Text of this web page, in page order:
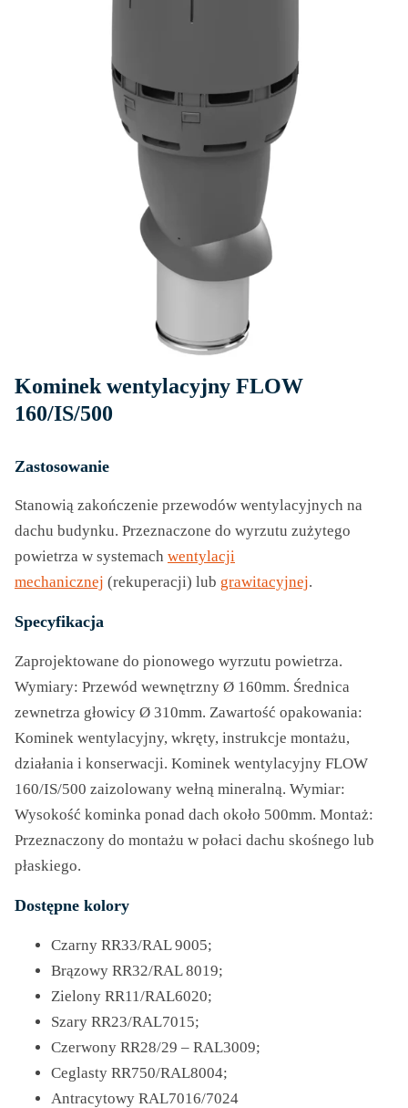
Kominek wentylacyjny FLOW
160/IS/500
Zastosowanie
Stanowią zakończenie przewodów wentylacyjnych na
dachu budynku. Przeznaczone do wyrzutu zużytego
powietrza w systemach wentylacji
mechanicznej (rekuperacji) lub grawitacyjnej.
Specyfikacja
Zaprojektowane do pionowego wyrzutu powietrza.
Wymiary: Przewód wewnętrzny Ø 160mm. Średnica
zewnetrza głowicy Ø 310mm. Zawartość opakowania:
Kominek wentylacyjny, wkręty, instrukcje montażu,
działania i konserwacji. Kominek wentylacyjny FLOW
160/IS/500 zaizolowany wełną mineralną. Wymiar:
Wysokość kominka ponad dach około 500mm. Montaż:
Przeznaczony do montażu w połaci dachu skośnego lub
płaskiego.
Dostępne kolory
Czarny RR33/RAL 9005;
Brązowy RR32/RAL 8019;
Zielony RR11/RAL6020;
Szary RR23/RAL7015;
Czerwony RR28/29 – RAL3009;
Ceglasty RR750/RAL8004;
Antracytowy RAL7016/7024